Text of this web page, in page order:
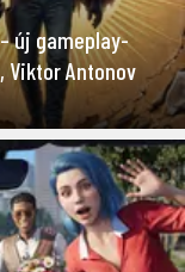
új gameplay-
Viktor Antonov